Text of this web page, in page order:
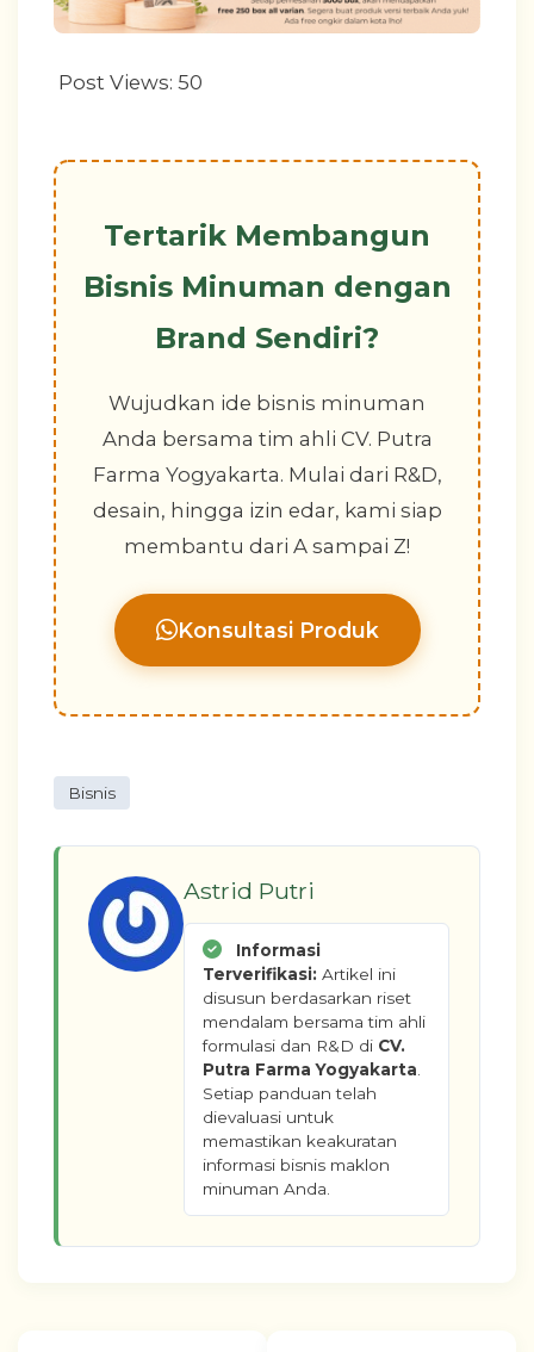
Post Views: 50
Tertarik Membangun
Bisnis Minuman dengan
Brand Sendiri?
Wujudkan ide bisnis minuman
Anda bersama tim ahli CV. Putra
Farma Yogyakarta. Mulai dari R&D,
desain, hingga izin edar, kami siap
membantu dari A sampai Z!
Konsultasi Produk
Bisnis
Astrid Putri
Informasi
Terverifikasi: Artikel ini
disusun berdasarkan riset
mendalam bersama tim ahli
formulasi dan R&D di CV.
Putra Farma Yogyakarta
Setiap panduan telah
dievaluasi untuk
memastikan keakuratan
informasi bisnis maklon
minuman Anda.